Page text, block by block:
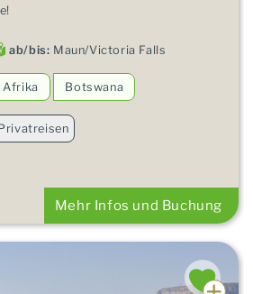
ab/bis: Maun/Victoria Falls
Afrika Botswana
Mehr Infos und Buchung